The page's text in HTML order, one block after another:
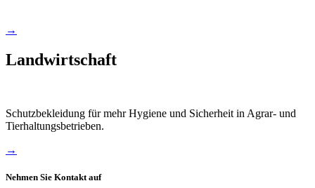
→
Landwirtschaft
Schutzbekleidung für mehr Hygiene und Sicherheit in Agrar- und
Tierhaltungsbetrieben.
→
Nehmen Sie Kontakt auf